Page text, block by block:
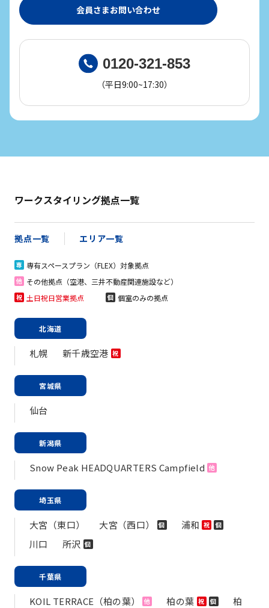
会員さまお問い合わせ
0120-321-853
（平日9:00~17:30）
ワークスタイリング拠点一覧
拠点一覧 エリア一覧
専 専有スペースプラン（FLEX）対象拠点
他 その他拠点（空港、三井不動産関連施設など）
祝 土日祝日営業拠点 個 個室のみの拠点
北海道
札幌 新千歳空港 祝
宮城県
仙台
新潟県
Snow Peak HEADQUARTERS Campfield 他
埼玉県
大宮（東口） 大宮（西口） 個 浦和 祝 個
川口 所沢 個
千葉県
KOIL TERRACE（柏の葉） 他 柏の葉 祝 個
柏